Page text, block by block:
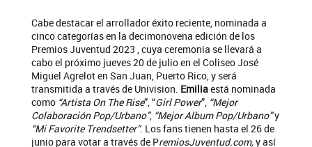
Cabe destacar el arrollador éxito reciente, nominada a
cinco categorías en la decimonovena edición de los
Premios Juventud 2023 , cuya ceremonia se llevará a
cabo el próximo jueves 20 de julio en el Coliseo José
Miguel Agrelot en San Juan, Puerto Rico, y será
transmitida a través de Univision. Emiliaestá nominada
como “Artista On The Rise”, “Girl Power”, “Mejor
Colaboración Pop/Urbano”, “Mejor Album Pop/Urbano”y
“Mi Favorite Trendsetter”. Los fans tienen hasta el 26 de
junio para votar a través de PremiosJuventud.com,y así